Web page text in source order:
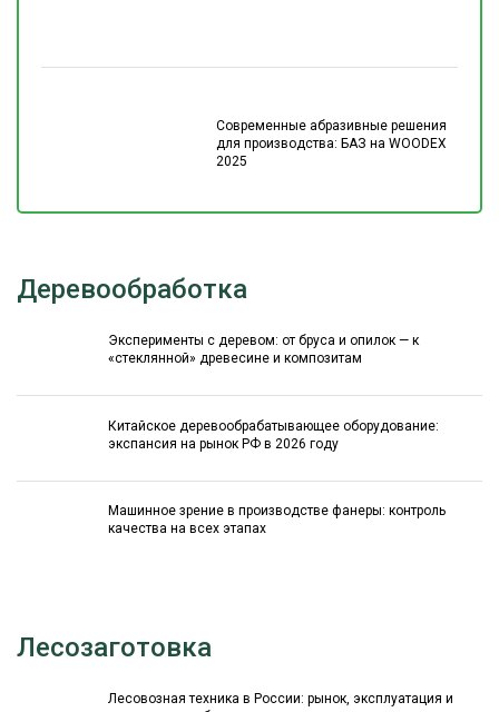
Современные абразивные решения
для производства: БАЗ на WOODEX
2025
Деревообработка
Эксперименты с деревом: от бруса и опилок — к
«стеклянной» древесине и композитам
Китайское деревообрабатывающее оборудование:
экспансия на рынок РФ в 2026 году
Машинное зрение в производстве фанеры: контроль
качества на всех этапах
Лесозаготовка
Лесовозная техника в России: рынок, эксплуатация и